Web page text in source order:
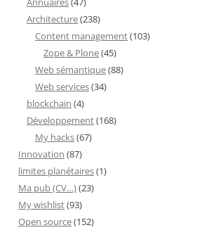
Architecture(238)
Content management(103)
Zope & Plone(45)
Web sémantique(88)
Web services(34)
blockchain (4)
Développement(168)
My hacks(67)
Innovation (87)
limites planétaires(1)
Ma pub (CV…)(23)
My wishlist(93)
Open source(152)